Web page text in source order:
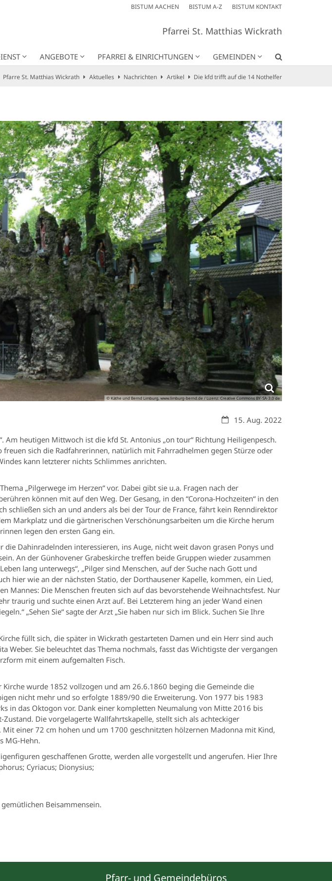
BISTUM AACHEN BISTUM A-Z BISTUM KONTAKT
Pfarrei St. Matthias Wickrath
ANGEBOTE PFARREI & EINRICHTUNGEN GEMEINDEN
Pfarre St. Matthias Wickrath Aktuelles Nachrichten Artikel Die kfd trifft auf die 14 Nothelfer
© Käthe und Bernd Limburg, www.limburg-bernd.de / Lizenz: Creative Commons BY-SA-3.0 de
Datum:15. Aug. 2022
heutigen Mittwoch ist die kfd St. Antonius „on tour“ Richtung Heiligenpesch.
sich die Radfahrerinnen, natürlich mit Fahrradhelmen gegen Stürze oder
kann letzterer nichts Schlimmes anrichten.
„Pilgerwege im Herzen“ vor. Dabei gibt sie u.a. Fragen nach der
können mit auf den Weg. Der Gesang, in den “Corona-Hochzeiten“ in den
schließen sich an und anders als bei der Tour de France, fährt kein Renndirektor
Markplatz und die gärtnerischen Verschönungsarbeiten um die Kirche herum
legen den ersten Gang ein.
Dahinradelnden interessieren, ins Auge, nicht weit davon grasen Ponys und
An der Günhovener Grabeskirche treffen beide Gruppen wieder zusammen
lang unterwegs“, „Pilger sind Menschen, auf der Suche nach Gott und
hier wie an der nächsten Statio, der Dorthausener Kapelle, kommen, ein Lied,
Mannes: Die Menschen freuten sich auf das bevorstehende Weihnachtsfest. Nur
traurig und suchte einen Arzt auf. Bei Letzterem hing an jeder Wand einen
„Sehen Sie“ sagte der Arzt „Sie haben nur sich im Blick. Suchen Sie Ihre
füllt sich, die später in Wickrath gestarteten Damen und ein Herr sind auch
Sie beleuchtet das Thema nochmals, fasst das Wichtigste der vergangen
mit einem aufgemalten Fisch.
wurde 1852 vollzogen und am 26.6.1860 beging die Gemeinde die
nicht mehr und so erfolgte 1889/90 die Erweiterung. Von 1977 bis 1983
in das Oktogon vor. Dank einer kompletten Neumalung von Mitte 2016 bis
Die vorgelagerte Wallfahrtskapelle, stellt sich als achteckiger
einer 72 cm hohen und um 1700 geschnitzten hölzernen Madonna mit Kind,
MG-Hehn.
geschaffenen Grotte, werden alle vorgestellt und angerufen. Hier Ihre
Cyriacus; Dionysius;
Beisammensein.
Pfarr- und Gemeindebüros